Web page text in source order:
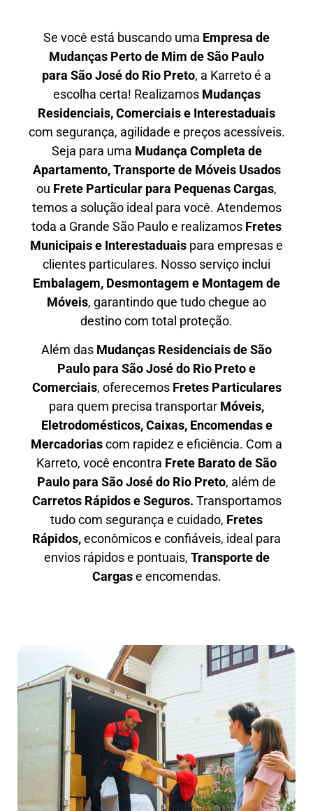
Se você está buscando uma Empresa de
Mudanças Perto de Mim de São Paulo
para São José do Rio Preto, a Karreto é a
escolha certa! Realizamos Mudanças
Residenciais, Comerciais e Interestaduais
com segurança, agilidade e preços acessíveis.
Seja para uma Mudança Completa de
Apartamento, Transporte de Móveis Usados
ou Frete Particular para Pequenas Cargas,
temos a solução ideal para você. Atendemos
toda a Grande São Pauloe realizamos Fretes
Municipais e Interestaduais para empresas e
clientes particulares. Nosso serviço inclui
Embalagem, Desmontagem e Montagem de
Móveis, garantindo que tudo chegue ao
destino com total proteção.
Além das Mudanças Residenciais de São
Paulo para São José do Rio Preto e
Comerciais, oferecemos Fretes Particulares
para quem precisa transportar Móveis,
Eletrodomésticos, Caixas, Encomendas e
Mercadoriascom rapidez e eficiência. Com a
Karreto, você encontra Frete Baratode São
Paulo para São José do Rio Preto, além de
Carretos Rápidos e Seguros. Transportamos
tudo com segurança e cuidado, Fretes
Rápidos,econômicos e confiáveis, ideal para
envios rápidos e pontuais, Transporte de
Cargase encomendas.